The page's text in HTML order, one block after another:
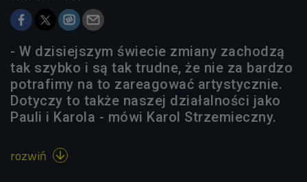
- W dzisiejszym świecie zmiany zachodzą
tak szybko i są tak trudne, że nie za bardzo
potrafimy na to zareagować artystycznie.
Dotyczy to także naszej działalności jako
Pauli i Karola - mówi Karol Strzemieczny.
rozwiń 